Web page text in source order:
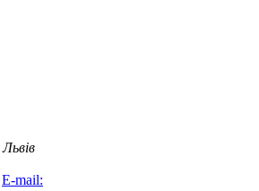
Львів
E-mail: